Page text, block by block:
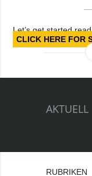
Let’s get started
CLICK HERE FOR
AKTUELL
RUBRIKEN